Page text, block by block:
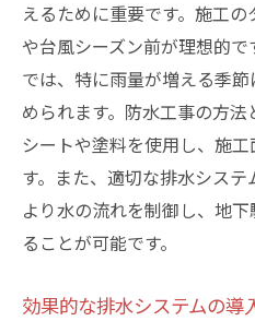
えるために重要です。施工
や台風シーズン前が理想的
では、特に雨量が増える季
められます。防水工事の方
シートや塗料を使用し、施
す。また、適切な排水シス
より水の流れを制御し、地
ることが可能です。
効果的な排水システムの導